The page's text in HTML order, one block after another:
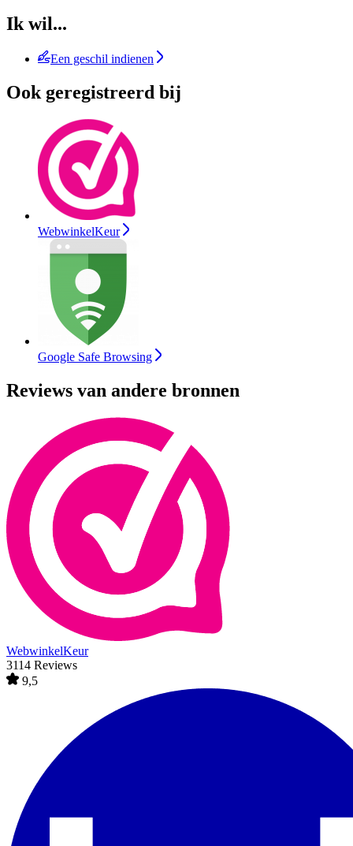
Ik wil...
Een geschil indienen
Ook geregistreerd bij
WebwinkelKeur
Google Safe Browsing
Reviews van andere bronnen
WebwinkelKeur
3114 Reviews
9,5